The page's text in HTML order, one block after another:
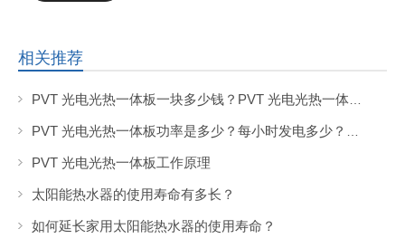
相关推荐
PVT 光电光热一体板工作原理
太阳能热水器的使用寿命有多长？
如何延长家用太阳能热水器的使用寿命？